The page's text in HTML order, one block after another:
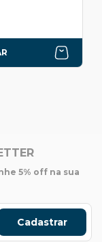
5% off na sua
Cadastrar